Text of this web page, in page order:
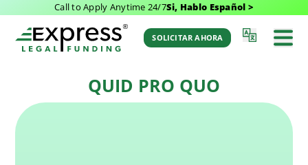
Call to Apply Anytime 24/7Si, Hablo Español >
SOLICITAR AHORA
Volver al
Glosario
por Aaron Winston
QUID PRO QUO